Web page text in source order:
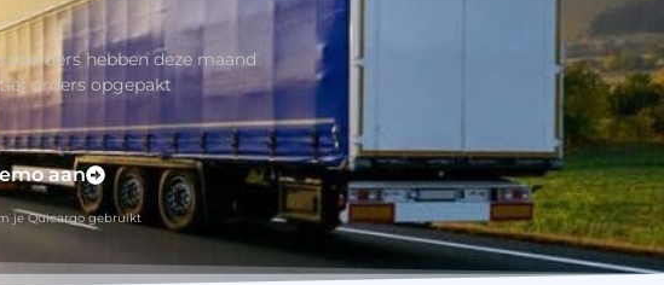
hebben deze maand
orders opgepakt
aan
je Quicargo gebruikt